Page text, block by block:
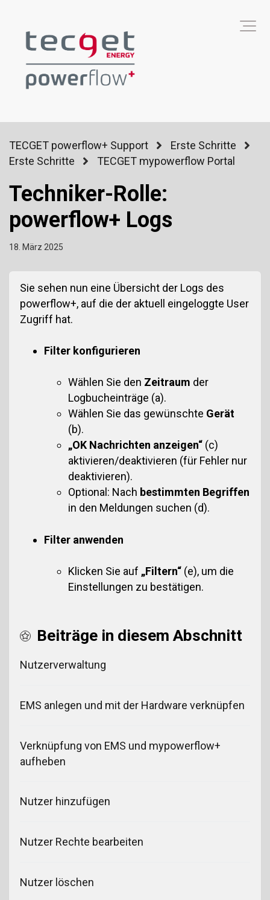
TECGET powerflow+ Support
Erste Schritte
Erste Schritte
TECGET mypowerflow Portal
Techniker-Rolle:
powerflow+ Logs
18. März 2025
Sie sehen nun eine Übersicht der Logs des
powerflow+, auf die der aktuell eingeloggte User
Zugriff hat.
Filter konfigurieren
Wählen Sie den Zeitraum der
Logbucheinträge (a).
Wählen Sie das gewünschte Gerät
(b).
„OK Nachrichten anzeigen“ (c)
aktivieren/deaktivieren (für Fehler nur
deaktivieren).
Optional: Nach bestimmten Begriffen
in den Meldungen suchen (d).
Filter anwenden
Klicken Sie auf „Filtern“ (e), um die
Einstellungen zu bestätigen.
Beiträge in diesem Abschnitt
Nutzerverwaltung
EMS anlegen und mit der Hardware verknüpfen
Verknüpfung von EMS und mypowerflow+
aufheben
Nutzer hinzufügen
Nutzer Rechte bearbeiten
Nutzer löschen